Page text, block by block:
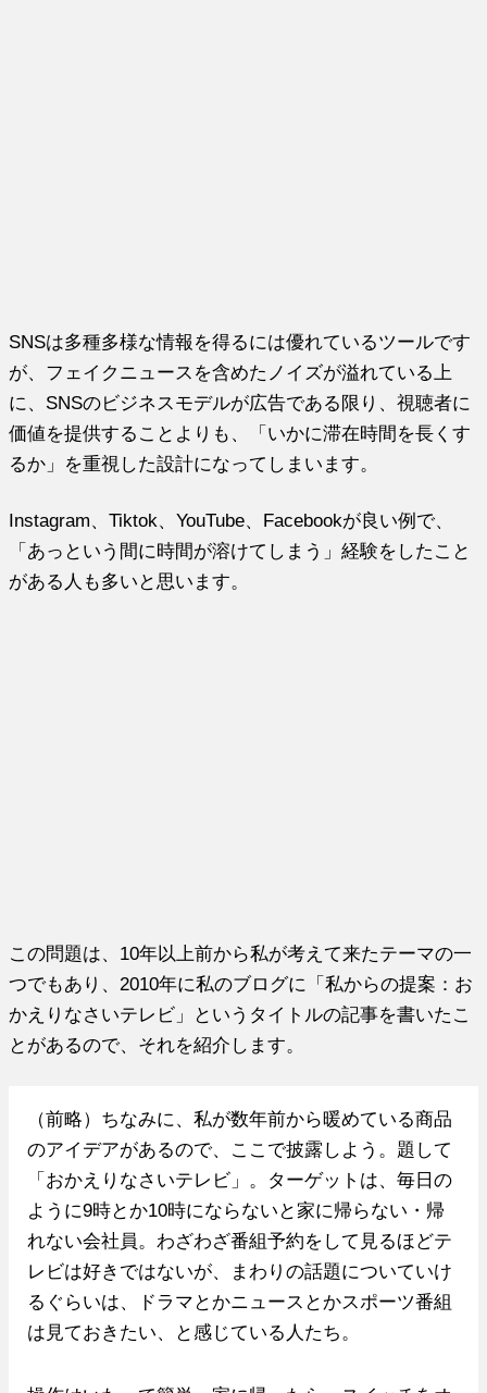
SNSは多種多様な情報を得るには優れているツールです
が、フェイクニュースを含めたノイズが溢れている上
に、SNSのビジネスモデルが広告である限り、視聴者に
価値を提供することよりも、「いかに滞在時間を長くす
るか」を重視した設計になってしまいます。
Instagram、Tiktok、YouTube、Facebookが良い例で、
「あっという間に時間が溶けてしまう」経験をしたこと
がある人も多いと思います。
この問題は、10年以上前から私が考えて来たテーマの一
つでもあり、2010年に私のブログに「私からの提案：お
かえりなさいテレビ」というタイトルの記事を書いたこ
とがあるので、それを紹介します。
（前略）ちなみに、私が数年前から暖めている商品
のアイデアがあるので、ここで披露しよう。題して
「おかえりなさいテレビ」。ターゲットは、毎日の
ように9時とか10時にならないと家に帰らない・帰
れない会社員。わざわざ番組予約をして見るほどテ
レビは好きではないが、まわりの話題についていけ
るぐらいは、ドラマとかニュースとかスポーツ番組
は見ておきたい、と感じている人たち。